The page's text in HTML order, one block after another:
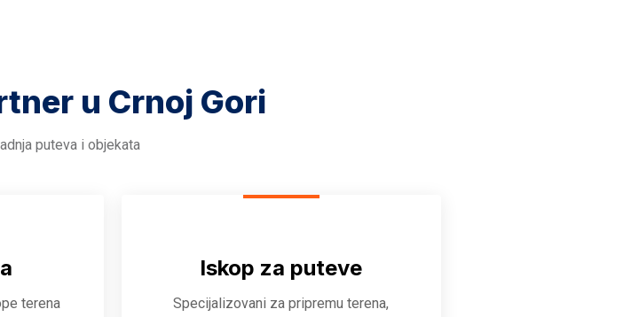
u Crnoj Gori
puteva i objekata
terena
Iskop za puteve
Specijalizovani za pripremu terena,